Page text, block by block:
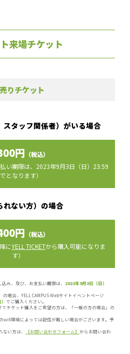
来場チケット
りチケット
タッフ関係者）がいる場合
円 （税込）
い期限は、2023年9月3日（日）23:59
となります）
れない方）の場合
円 （税込）
にYELL TICKETから購入可能になりま
す）
み、及び、お支払い期限は、 2023年9月3日（日）
場合、YELL CAMPUS Webサイトイベントページ
でご購入ください。
チケット購入をご希望の方は、「一般の方の場合」の
環境によっては配信が難しい場合がございます。予
い方は、
【お問い合わせフォーム】 からお問い合わ